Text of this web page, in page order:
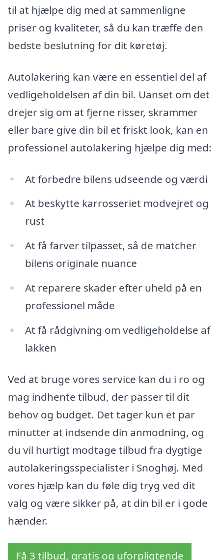
til at hjælpe dig med at sammenligne
priser og kvaliteter, så du kan træffe den
bedste beslutning for dit køretøj.
Autolakering kan være en essentiel del af
vedligeholdelsen af din bil. Uanset om det
drejer sig om at fjerne risser, skrammer
eller bare give din bil et friskt look, kan en
professionel autolakering hjælpe dig med:
At forbedre bilens udseende og værdi
At beskytte karrosseriet modvejret og
rust
At få farver tilpasset, så de matcher
bilens originale nuance
At reparere skader efter uheld på en
professionel måde
At få rådgivning om vedligeholdelse af
lakken
Ved at bruge vores service kan du i ro og
mag indhente tilbud, der passer til dit
behov og budget. Det tager kun et par
minutter at indsende din anmodning, og
du vil hurtigt modtage tilbud fra dygtige
autolakeringsspecialister i Snoghøj. Med
vores hjælp kan du føle dig tryg ved dit
valg og være sikker på, at din bil er i gode
hænder.
Få 3 tilbud, gratis og uforpligtende